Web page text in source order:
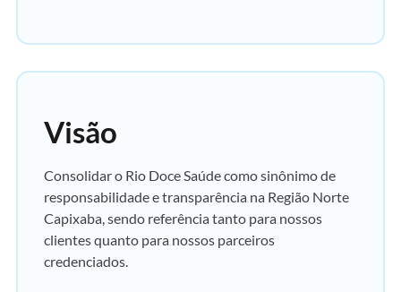
Visão
Consolidar o Rio Doce Saúde como sinônimo de
responsabilidade e transparência na Região Norte
Capixaba, sendo referência tanto para nossos
clientes quanto para nossos parceiros
credenciados.